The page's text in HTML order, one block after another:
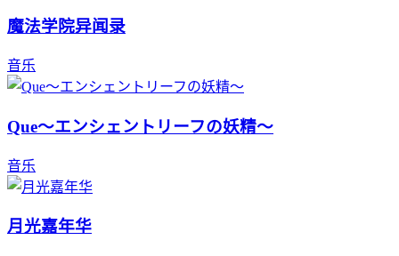
魔法学院异闻录
音乐
Que～エンシェントリーフの妖精～
音乐
月光嘉年华